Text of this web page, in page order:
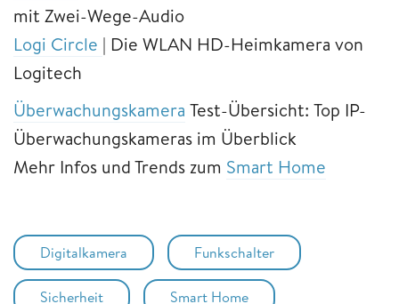
mit Zwei-Wege-Audio
Logi Circle | Die WLAN HD-Heimkamera von
Logitech
Überwachungskamera Test-Übersicht: Top IP-
Überwachungskameras im Überblick
Mehr Infos und Trends zum Smart Home
Digitalkamera Funkschalter
Sicherheit Smart Home